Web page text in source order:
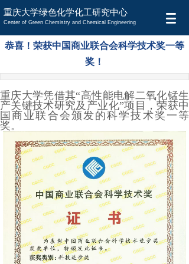
重庆大学绿色化学化工研究中心
Center of Green Chemistry and Chemical Engineering
恭喜！荣获中国商业联合会科学技术奖一等
奖！
重庆大学凭借其“高性能电解二氧化锰生
产关键技术研究及产业化”项目，荣获中
国商业联合会颁发的科学技术奖一等
奖。